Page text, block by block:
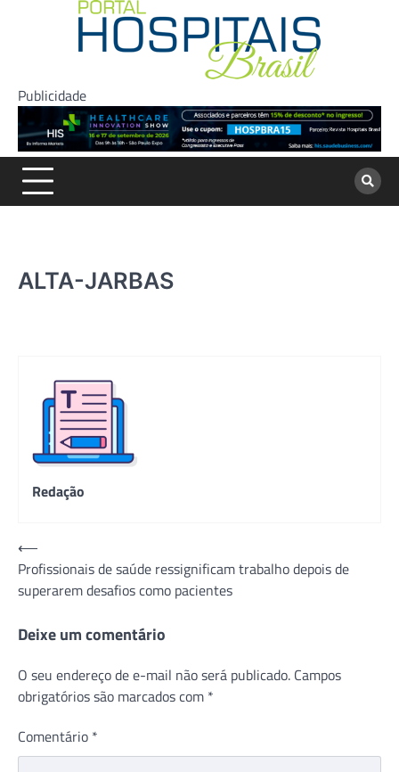
Publicidade
ALTA-JARBAS
Redação
Navegação
de
Post
⟵
Profissionais de saúde ressignificam trabalho depois de
superarem desafios como pacientes
Deixe um comentário
O seu endereço de e-mail não será publicado. Campos
obrigatórios são marcados com *
Comentário *